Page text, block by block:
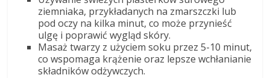
ziemniaka, przykładanych na zmarszczki lub
pod oczy na kilka minut, co może przynieść
ulgę i poprawić wygląd skóry.
Masaż twarzy z użyciem soku przez 5-10 minut,
co wspomaga krążenie oraz lepsze wchłanianie
składników odżywczych.